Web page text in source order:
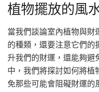
植物擺放的風
當我們談論室內植物與財
的種類，還要注意它們的
升我們的財運，還能夠避
中，我們將探討如何將植
免那些可能會阻礙財運的